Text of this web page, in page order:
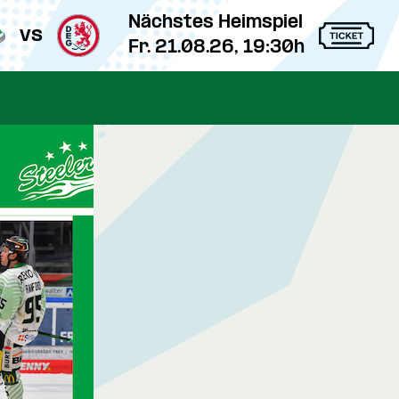
vs
Nächstes Heimspiel
Fr. 21.08.26, 19:30h